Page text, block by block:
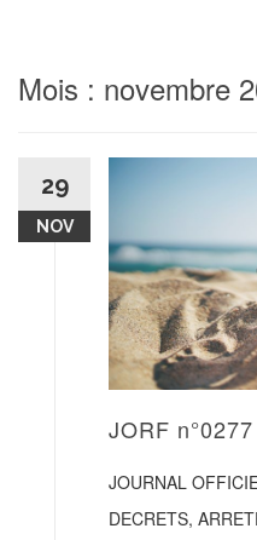
Mois : novembre
29
NOV
JORF
JOURNAL
DECRETS,